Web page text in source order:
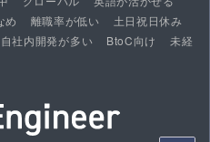
め 離職率が低い
土日祝日休み
自社内開発が多い BtoC向け
未経